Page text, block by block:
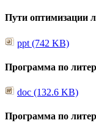
Пути оптимизации
ppt (742 KB)
Программа по
doc (132.6 KB)
Программа по